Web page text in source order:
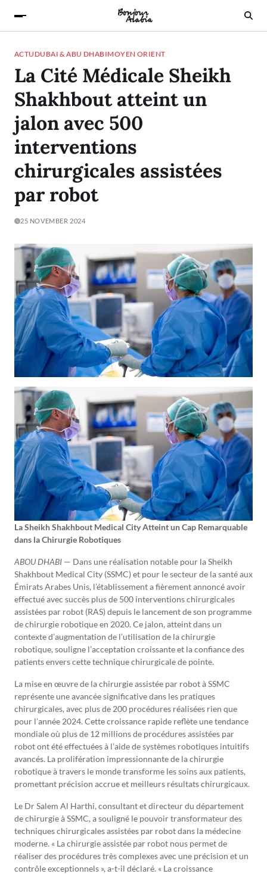
ACTU DUBAI & ABU DHABIMOYEN ORIENT
La Cité Médicale Sheikh
Shakhbout atteint un
jalon avec 500
interventions
chirurgicales assistées
par robot
25 NOVEMBER 2024
La Sheikh Shakhbout Medical City Atteint un Cap Remarquable
dans la Chirurgie Robotiques
ABOU DHABI — Dans une réalisation notable pour la Sheikh
Shakhbout Medical City (SSMC) et pour le secteur de la santé aux
Émirats Arabes Unis, l’établissement a fièrement annoncé avoir
effectué avec succès plus de 500 interventions chirurgicales
assistées par robot (RAS) depuis le lancement de son programme
de chirurgie robotique en 2020. Ce jalon, atteint dans un
contexte d’augmentation de l’utilisation de la chirurgie
robotique, souligne l’acceptation croissante et la confiance des
patients envers cette technique chirurgicale de pointe.
La mise en œuvre de la chirurgie assistée par robot à SSMC
représente une avancée significative dans les pratiques
chirurgicales, avec plus de 200 procédures réalisées rien que
pour l’année 2024. Cette croissance rapide reflète une tendance
mondiale où plus de 12 millions de procédures assistées par
robot ont été effectuées à l’aide de systèmes robotiques intuitifs
avancés. La prolifération impressionnante de la chirurgie
robotique à travers le monde transforme les soins aux patients,
promettant précision accrue et meilleurs résultats chirurgicaux.
Le Dr Salem Al Harthi, consultant et directeur du département
de chirurgie à SSMC, a souligné le pouvoir transformateur des
techniques chirurgicales assistées par robot dans la médecine
moderne. « La chirurgie assistée par robot nous permet de
réaliser des procédures très complexes avec une précision et un
contrôle exceptionnels », a-t-il déclaré. « La croissance